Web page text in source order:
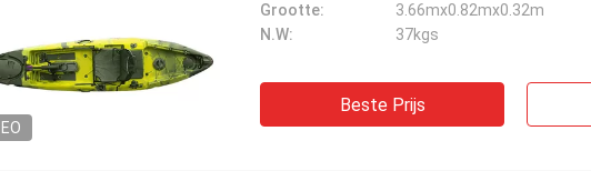
vooral voor het geld. Heeft ton
overvloed van plaatsen om
op te zetten, en is super stal.
is makkelijk te gebruiken.
Grootte:
3.66mx0.82mx0.32m
N.W:
37kgs
Beste Prijs